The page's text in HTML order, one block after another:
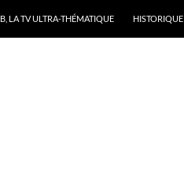
LA TV ULTRA-THÉMATIQUE HISTORIQUE